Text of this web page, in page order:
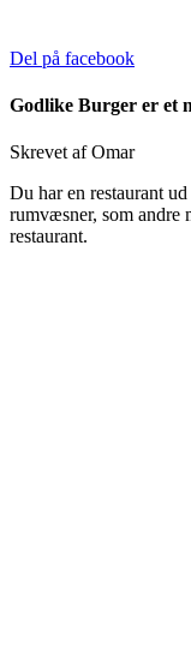
Del på facebook
Godlike Burger er et
Skrevet af Omar
Du har en restaurant
rumvæsner, som andre
restaurant.